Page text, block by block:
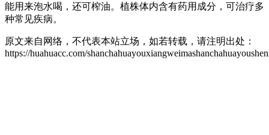
能用来泡水喝，还可榨油。植株体内含有药用成分，可治疗多
种常见疾病。
原文来自网络，不代表本站立场，如若转载，请注明出处：
https://huahuacc.com/